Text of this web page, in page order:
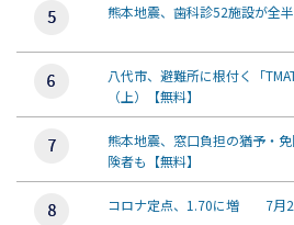
熊本地震、歯科診52施設が
八代市、避難所に根付く「
（上）【無料】
熊本地震、窓口負担の猶予
険者も【無料】
コロナ定点、1.70に増 7月